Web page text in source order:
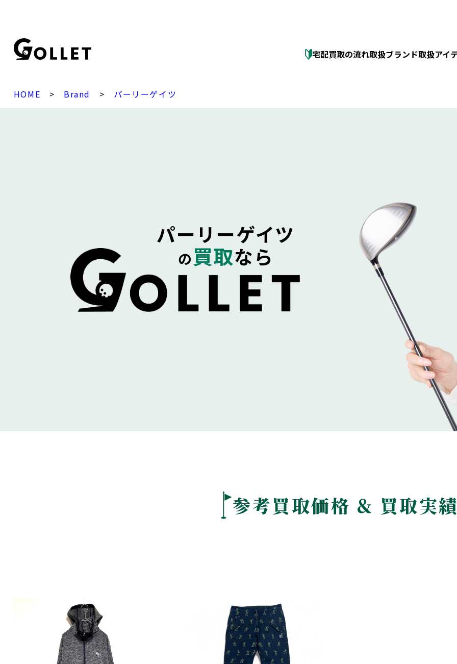
宅配買取の流れ取扱ブランド取扱アイ
HOME > Brand > パーリーゲイツ
パーリーゲイツ
の 買取なら
参考買取価格 & 買取実